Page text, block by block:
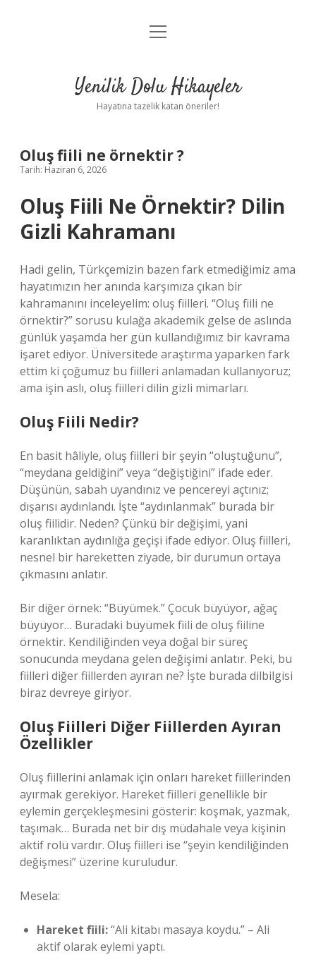
Anasayfa
Yasal Uyarı
menüyü
Yenilik Dolu Hikayeler
Hayatına tazelik katan öneriler!
Oluş fiili ne örnektir ?
Tarih: Haziran 6, 2026
Oluş Fiili Ne Örnektir? Dilin
Gizli Kahramanı
Hadi gelin, Türkçemizin bazen fark etmediğimiz ama
hayatımızın her anında karşımıza çıkan bir
kahramanını inceleyelim: oluş fiilleri. “Oluş fiili ne
örnektir?” sorusu kulağa akademik gelse de aslında
günlük yaşamda her gün kullandığımız bir kavrama
işaret ediyor. Üniversitede araştırma yaparken fark
ettim ki çoğumuz bu fiilleri anlamadan kullanıyoruz;
ama işin aslı, oluş fiilleri dilin gizli mimarları.
Oluş Fiili Nedir?
En basit hâliyle, oluş fiilleri bir şeyin “oluştuğunu”,
“meydana geldiğini” veya “değiştiğini” ifade eder.
Düşünün, sabah uyandınız ve pencereyi açtınız;
dışarısı aydınlandı. İşte “aydınlanmak” burada bir
oluş fiilidir. Neden? Çünkü bir değişimi, yani
karanlıktan aydınlığa geçişi ifade ediyor. Oluş fiilleri,
nesnel bir hareketten ziyade, bir durumun ortaya
çıkmasını anlatır.
Bir diğer örnek: “Büyümek.” Çocuk büyüyor, ağaç
büyüyor… Buradaki büyümek fiili de oluş fiiline
örnektir. Kendiliğinden veya doğal bir süreç
sonucunda meydana gelen değişimi anlatır. Peki, bu
fiilleri diğer fiillerden ayıran ne? İşte burada dilbilgisi
biraz devreye giriyor.
Oluş Fiilleri Diğer Fiillerden Ayıran
Özellikler
Oluş fiillerini anlamak için onları hareket fiillerinden
ayırmak gerekiyor. Hareket fiilleri genellikle bir
eylemin gerçekleşmesini gösterir: koşmak, yazmak,
taşımak… Burada net bir dış müdahale veya kişinin
aktif rolü vardır. Oluş fiilleri ise “şeyin kendiliğinden
değişmesi” üzerine kuruludur.
Mesela:
Hareket fiili:“Ali kitabı masaya koydu.” – Ali
aktif olarak eylemi yaptı.